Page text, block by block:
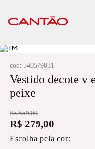
cod: 540579031
Vestido decote v
peixe
R$ 559,00
R$ 279,00
Escolha pela cor: